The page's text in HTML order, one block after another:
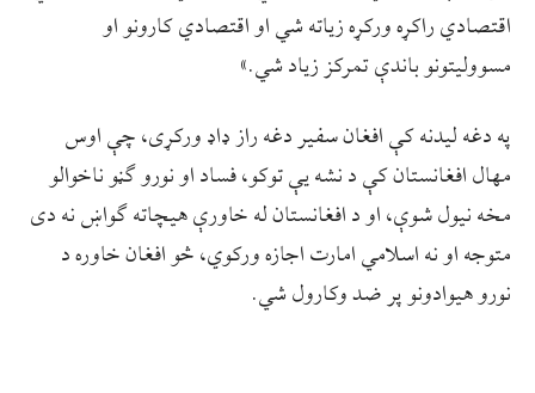
اقتصادي راکړه ورکړه زیاته شي او اقتصادي کارونو او
مسوولیتونو باندې تمرکز زیاد شي.»
په دغه لیدنه کې افغان سفیر دغه راز ‌ډاډ ورکړی، چې اوس
مهال افغانستان کې د نشه یې توکو، فساد او نورو ګڼو ناخوالو
مخه نیول شوې، او د افغانستان له خاورې هیچاته ګواښ نه دی
متوجه او نه اسلامي امارت اجازه ورکوي، څو افغان خاوره د
نورو هیوادونو پر ضد وکارول شي.